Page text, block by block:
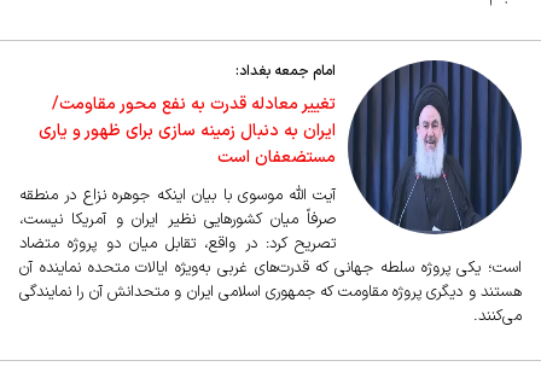
امام جمعه بغداد:
تغییر معادله قدرت به نفع محور مقاومت/
ایران به دنبال زمینه سازی برای ظهور و یاری
مستضعفان است
آیت الله موسوی با بیان اینکه جوهره نزاع در منطقه
صرفاً میان کشور‌هایی نظیر ایران و آمریکا نیست،
تصریح کرد: در واقع، تقابل میان دو پروژه متضاد
است؛ یکی پروژه سلطه جهانی که قدرت‌های غربی به‌ویژه ایالات متحده نماینده آن
هستند و دیگری پروژه مقاومت که جمهوری اسلامی ایران و متحدانش آن را نمایندگی
می‌کنند.